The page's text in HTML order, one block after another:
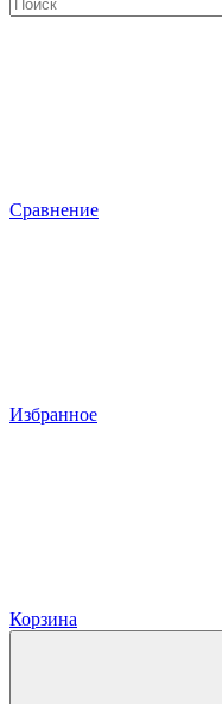
Сравнение
Избранное
Корзина